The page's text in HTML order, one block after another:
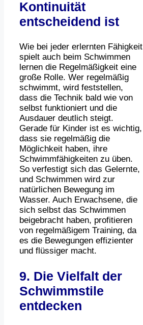
Kontinuität
entscheidend ist
Wie bei jeder erlernten Fähigkeit
spielt auch beim Schwimmen
lernen die Regelmäßigkeit eine
große Rolle. Wer regelmäßig
schwimmt, wird feststellen,
dass die Technik bald wie von
selbst funktioniert und die
Ausdauer deutlich steigt.
Gerade für Kinder ist es wichtig,
dass sie regelmäßig die
Möglichkeit haben, ihre
Schwimmfähigkeiten zu üben.
So verfestigt sich das Gelernte,
und Schwimmen wird zur
natürlichen Bewegung im
Wasser. Auch Erwachsene, die
sich selbst das Schwimmen
beigebracht haben, profitieren
von regelmäßigem Training, da
es die Bewegungen effizienter
und flüssiger macht.
9. Die Vielfalt der
Schwimmstile
entdecken